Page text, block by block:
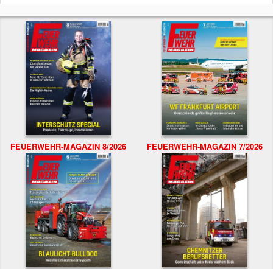
FEUERWEHR-MAGAZIN 8/2026 FEUERWEHR-MAGAZIN 7/2026